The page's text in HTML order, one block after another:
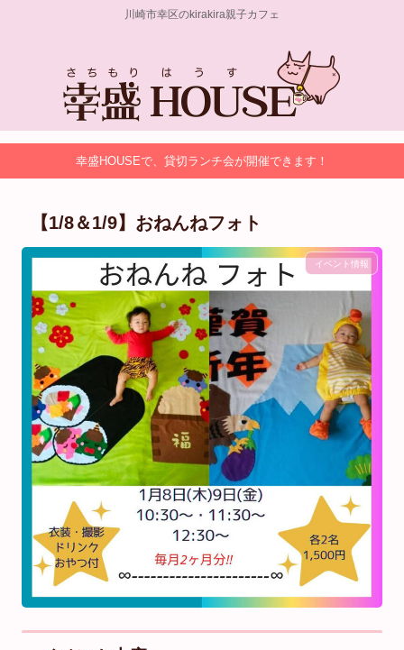
川崎市幸区のkirakira親子カフェ
幸盛HOUSEで、貸切ランチ会が開催できます！
【1/8＆1/9】⁡おねんねフォト
イベント情報